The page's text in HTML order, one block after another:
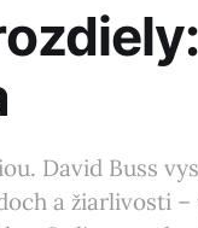
David Buss
a žiarlivosti –